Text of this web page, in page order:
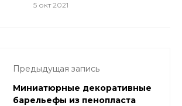
5 окт 2021
Предыдущая запись
Миниатюрные декоративные
барельефы из пенопласта